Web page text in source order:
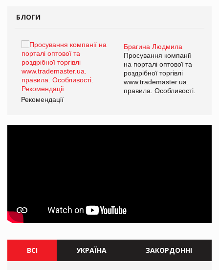
БЛОГИ
Брагина Людмила
Просування компанії
на порталі оптової та
роздрібної торгівлі
www.trademaster.ua.
правила. Особливості.
Рекомендації
ВСІ УКРАЇНА ЗАКОРДОННІ